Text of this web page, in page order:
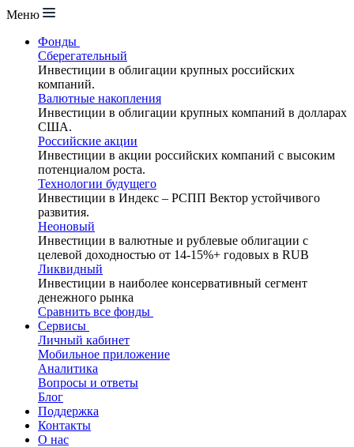
Меню
Фонды
Сберегательный
Инвестиции в облигации крупных российских
компаний.
Валютные накопления
Инвестиции в облигации крупных компаний в долларах
США.
Российские акции
Инвестиции в акции российских компаний с высоким
потенциалом роста.
Технологии будущего
Инвестиции в Индекс – РСПП Вектор устойчивого
развития.
Неоновый
Инвестиции в валютные и рублевые облигации с
целевой доходностью от 14-15%+ годовых в RUB
Ликвидный
Инвестиции в наиболее консервативный сегмент
денежного рынка
Сравнить все фонды
Сервисы
Личный кабинет
Мобильное приложение
Аналитика
Вопросы и ответы
Блог
Поддержка
Контакты
О нас